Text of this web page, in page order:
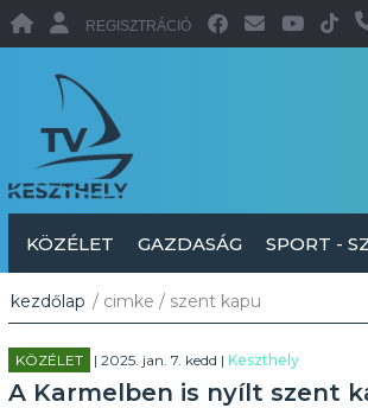
REGISZTRÁCIÓ
KÖZÉLET GAZDASÁG SPORT -
kezdőlap / cimke / szent kapu
KÖZÉLET | 2025. jan. 7. kedd | Keszthely
A Karmelben is nyílt szent